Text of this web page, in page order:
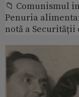
📁 Comunismul
Penuria
notă a Securității